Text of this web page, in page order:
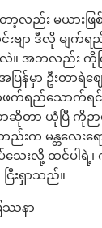
ော့လည်း မယား
င်းဗျာ ဒီလို မျ
။ အဘလည်း ကို
ပြန်မှာ ဦးတာရဲ
ရည်သောက်ရင်း
ဆိုတာ ယုံပြီ ကိုဉာ
ည်းက မန္တလေး
စပ်သေးလို့ ထင်ပ
ြီးရှာသည်။
ဿနာ